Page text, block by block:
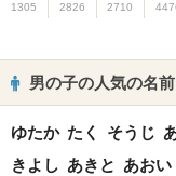
1305 2826 2710
男の子の人気の名前
ゆたか たく そうじ
きよし あきと あおい